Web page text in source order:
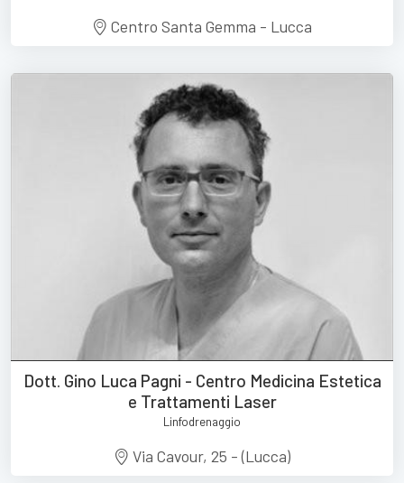
Centro Santa Gemma - Lucca
Dott. Gino Luca Pagni - Centro Medicina Estetica
e Trattamenti Laser
Linfodrenaggio
Via Cavour, 25 - (Lucca)